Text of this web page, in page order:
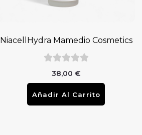
NiacellHydra Mamedio Cosmetics
38,00 €
Añadir Al Carrito